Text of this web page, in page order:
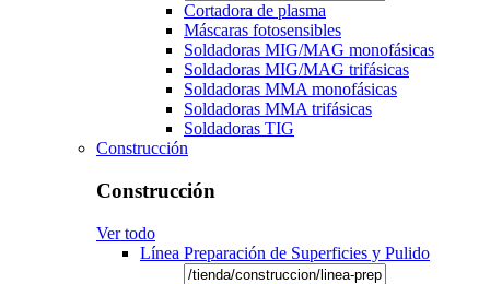
Cortadora de plasma
Máscaras fotosensibles
Soldadoras MIG/MAG monofásicas
Soldadoras MIG/MAG trifásicas
Soldadoras MMA monofásicas
Soldadoras MMA trifásicas
Soldadoras TIG
Construcción
Construcción
Ver todo
Línea Preparación de Superficies y Pulido